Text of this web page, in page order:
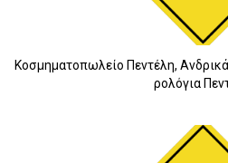
Κοσμηματοπωλείο Πεντέλη,
ρολόγια